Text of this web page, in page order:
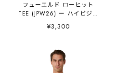
フューエルド ローヒット
TEE (JPW26) ー ハイビジイ
エロー
¥3,300